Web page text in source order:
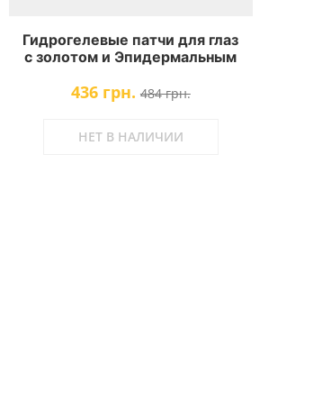
Гидрогелевые патчи для глаз
с золотом и Эпидермальным
Gold EGF Eye Spot Patch
436 грн. 484 грн.
НЕТ В НАЛИЧИИ